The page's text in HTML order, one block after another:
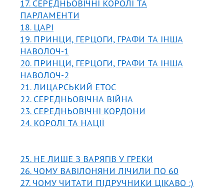
17. СЕРЕДНЬОВІЧНІ КОРОЛІ ТА
ПАРЛАМЕНТИ
18. ЦАРІ
19. ПРИНЦИ, ГЕРЦОГИ, ГРАФИ ТА ІНША
НАВОЛОЧ-1
20. ПРИНЦИ, ГЕРЦОГИ, ГРАФИ ТА ІНША
НАВОЛОЧ-2
21. ЛИЦАРСЬКИЙ ЕТОС
22. СЕРЕДНЬОВІЧНА ВІЙНА
23. СЕРЕДНЬОВІЧНІ КОРДОНИ
24. КОРОЛІ ТА НАЦІЇ
25. НЕ ЛИШЕ З ВАРЯГІВ У ГРЕКИ
26. ЧОМУ ВАВІЛОНЯНИ ЛІЧИЛИ ПО 60
27. ЧОМУ ЧИТАТИ ПІДРУЧНИКИ ЦІКАВО :)